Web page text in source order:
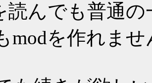
読んでも普通の
modを作れま